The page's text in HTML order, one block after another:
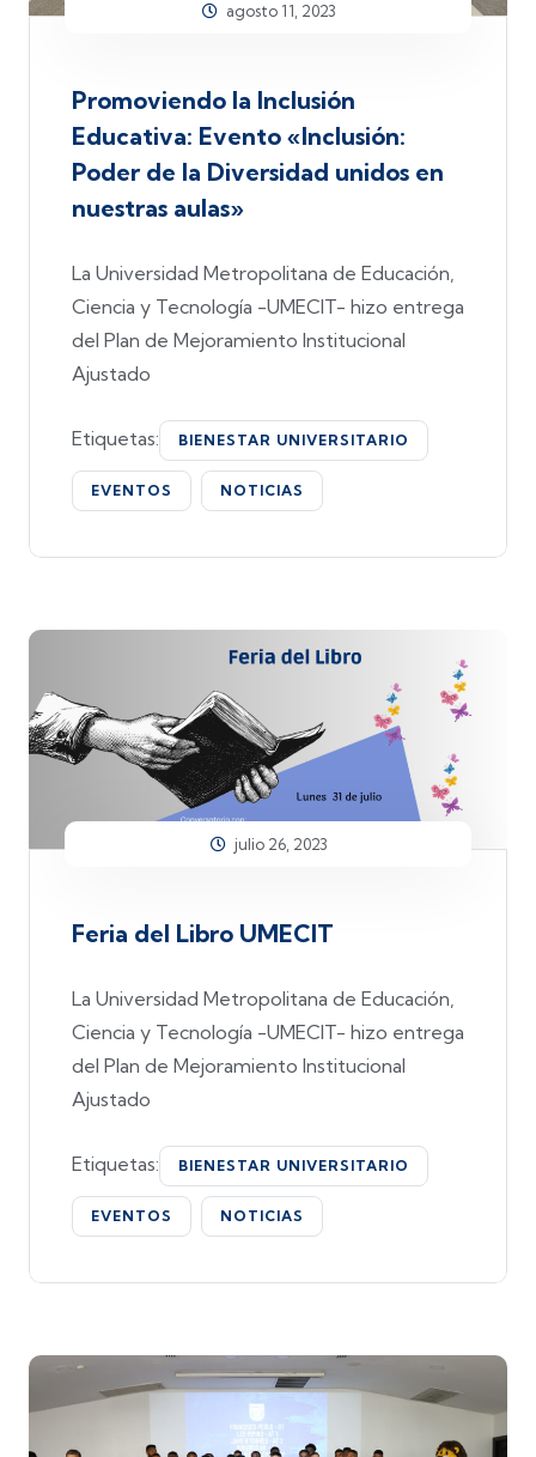
agosto 11, 2023
Promoviendo la Inclusión
Educativa: Evento «Inclusión:
Poder de la Diversidad unidos en
nuestras aulas»
La Universidad Metropolitana de Educación,
Ciencia y Tecnología -UMECIT- hizo entrega
del Plan de Mejoramiento Institucional
Ajustado
Etiquetas: BIENESTAR UNIVERSITARIO
EVENTOS NOTICIAS
julio 26, 2023
Feria del Libro UMECIT
La Universidad Metropolitana de Educación,
Ciencia y Tecnología -UMECIT- hizo entrega
del Plan de Mejoramiento Institucional
Ajustado
Etiquetas: BIENESTAR UNIVERSITARIO
EVENTOS NOTICIAS